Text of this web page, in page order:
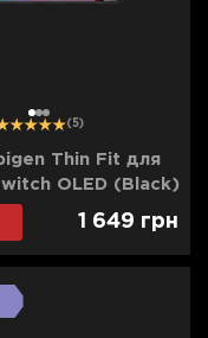
12 3 (5)
Thin Fit для
OLED (Black)
1 649 грн